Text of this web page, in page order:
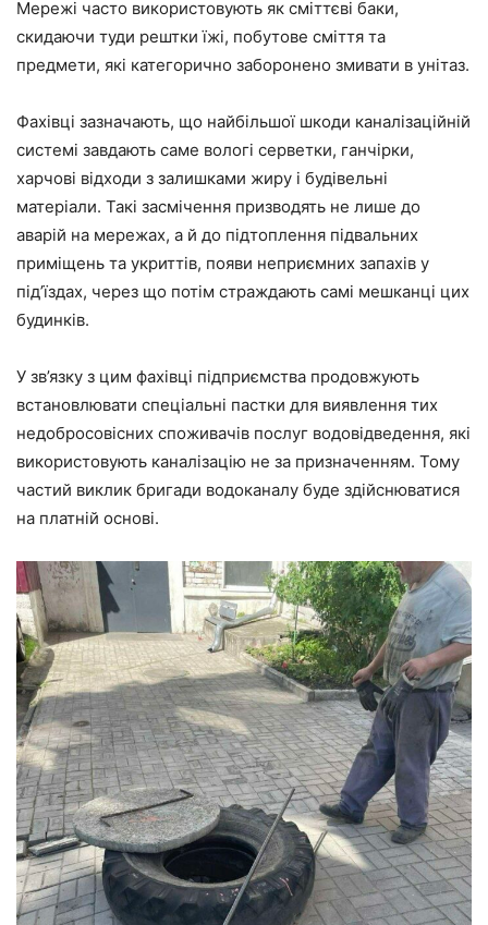
Мережі часто використовують як сміттєві баки,
скидаючи туди рештки їжі, побутове сміття та
предмети, які категорично заборонено змивати в унітаз.
Фахівці зазначають, що найбільшої шкоди каналізаційній
системі завдають саме вологі серветки, ганчірки,
харчові відходи з залишками жиру і будівельні
матеріали. Такі засмічення призводять не лише до
аварій на мережах, а й до підтоплення підвальних
приміщень та укриттів, появи неприємних запахів у
під’їздах, через що потім страждають самі мешканці цих
будинків.
У зв’язку з цим фахівці підприємства продовжують
встановлювати спеціальні пастки для виявлення тих
недобросовісних споживачів послуг водовідведення, які
використовують каналізацію не за призначенням. Тому
частий виклик бригади водоканалу буде здійснюватися
на платній основі.